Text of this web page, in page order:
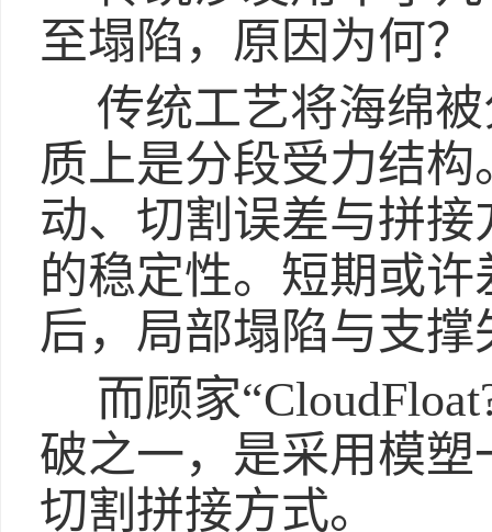
至塌陷，原因为何？
传统工艺将海绵
质上是分段受力结
动、切割误差与拼
的稳定性。短期或
后，局部塌陷与支
而顾家
破之一，是采用模
切割拼接方式。